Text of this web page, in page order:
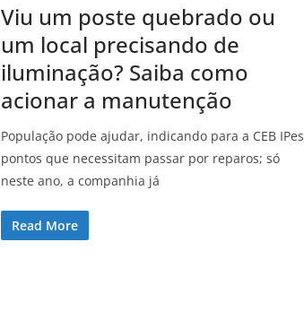
Viu um poste quebrado ou
um local precisando de
iluminação? Saiba como
acionar a manutenção
População pode ajudar, indicando para a CEB IPes
pontos que necessitam passar por reparos; só
neste ano, a companhia já
Read More